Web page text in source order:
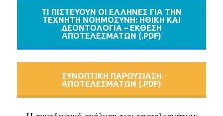
ΤΙ ΠΙΣΤΕΥΟΥΝ ΟΙ ΕΛΛΗΝΕΣ ΓΙΑ ΤΗΝ
ΤΕΧΝΗΤΗ ΝΟΗΜΟΣΥΝΗ: ΗΘΙΚΗ ΚΑΙ
ΔΕΟΝΤΟΛΟΓΙΑ – EΚΘΕΣΗ
ΑΠΟΤΕΛΕΣΜΑΤΩΝ (.PDF)
ΣΥΝΟΠΤΙΚΗ ΠΑΡΟΥΣΙΑΣΗ
ΑΠΟΤΕΛΕΣΜΑΤΩN (.PDF)